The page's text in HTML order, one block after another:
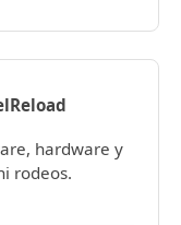
hardware y
rodeos.